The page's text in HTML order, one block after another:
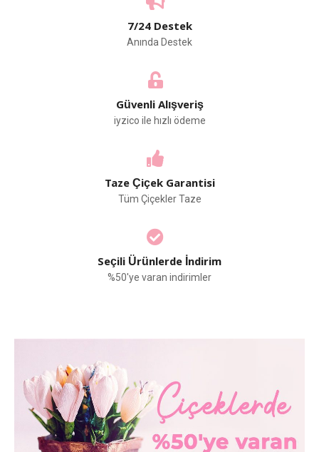
7/24 Destek
Anında Destek
Güvenli Alışveriş
iyzico ile hızlı ödeme
Taze Çiçek Garantisi
Tüm Çiçekler Taze
Seçili Ürünlerde İndirim
%50'ye varan indirimler